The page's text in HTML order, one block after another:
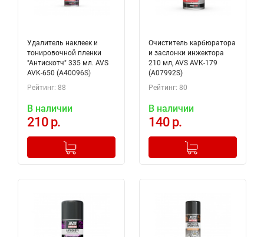
Удалитель наклеек и
тонировочной пленки
"Антискотч" 335 мл. AVS
AVK-650 (A40096S)
Рейтинг: 88
В наличии
210 р.
+
Добавлено в корзину
Очиститель карбюратора
и заслонки инжектора
210 мл, AVS AVK-179
(A07992S)
Рейтинг: 80
В наличии
140 р.
+
Добавлено в корзину